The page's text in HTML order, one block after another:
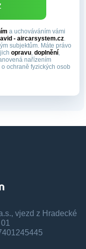
a uchováváním vámi
- aircarsystem.cz.
subjektům. Máte právo
opravu,doplnění,
nařízením
ochraně fyzických osob
vjezd z Hradecké